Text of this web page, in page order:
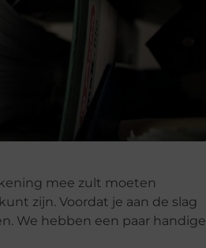
mee zult moeten
zijn. Voordat je aan de slag
We hebben een paar handige